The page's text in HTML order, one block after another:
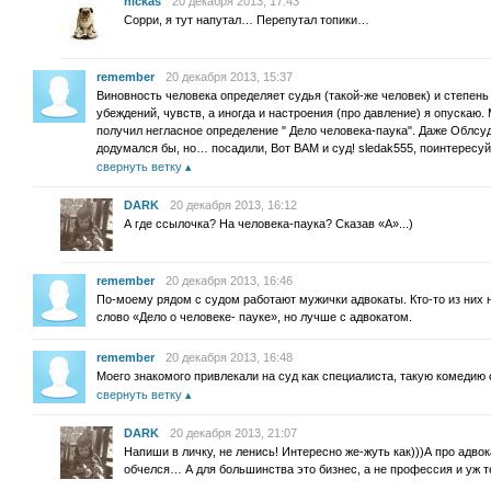
Сорри, я тут напутал… Перепутал топики…
remember
20 декабря 2013, 15:37
Виновность человека определяет судья (такой-же человек) и
убеждений, чувств, а иногда и настроения (про давление) я
получил негласное определение " Дело человека-паука". Даже
додумался бы, но… посадили, Вот ВАМ и суд! sledak555,
свернуть ветку
DARK
20 декабря 2013, 16:12
А где ссылочка? На человека-паука? Сказав «А»...)
remember
20 декабря 2013, 16:46
По-моему рядом с судом работают мужички адвокаты. Кто-то из них
слово «Дело о человеке- пауке», но лучше с адвокатом.
remember
20 декабря 2013, 16:48
Моего знакомого привлекали на суд как специалиста, такую комедию
свернуть ветку
DARK
20 декабря 2013, 21:07
Напиши в личку, не ленись! Интересно же-жуть как)))А про
обчелся… А для большинства это бизнес, а не профессия и уж